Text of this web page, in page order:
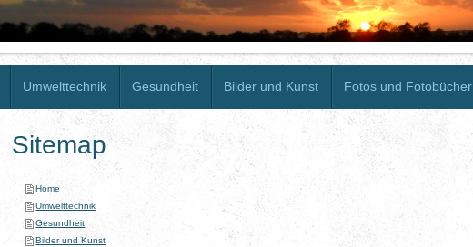
Umwelttechnik Gesundheit Bilder und Kunst Fotos und Fotobücher
Sitemap
Home
Umwelttechnik
Gesundheit
Bilder und Kunst